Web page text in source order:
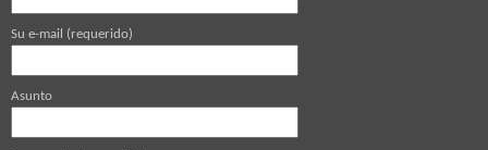
Su e-mail (requerido)
Asunto